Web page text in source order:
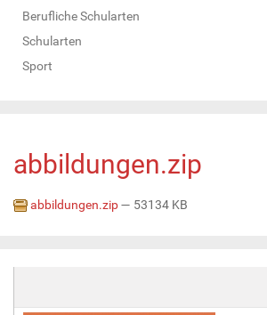
Berufliche Schularten
Schularten
Sport
abbildungen.zip
abbildungen.zip— 53134 KB